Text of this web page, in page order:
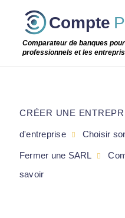
Passer
étape
Compte
Comparateur de banques
professionnels et les
CRÉER UNE
d'entreprise Choisir
Fermer une SARL
savoir